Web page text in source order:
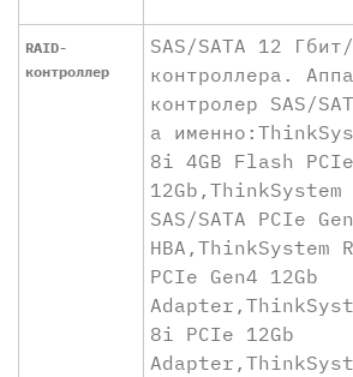
RAID-
контроллер
SAS/SATA 12
контроллера.
контролер SAS/
а
8i 4GB Flash
SAS/SATA PCIe
HBA,ThinkSystem
PCIe Gen4 12Gb
8i PCIe 12Gb